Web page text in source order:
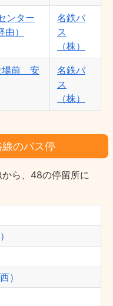
ンター
）
名鉄バ
ス
（株）
場前 安
名鉄バ
ス
（株）
線のバス停
ら、48の停留所に
）